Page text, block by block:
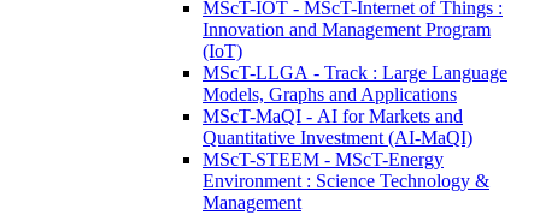
MScT-IOT - MScT-Internet of Things :
Innovation and Management Program
(IoT)
MScT-LLGA - Track : Large Language
Models, Graphs and Applications
MScT-MaQI - AI for Markets and
Quantitative Investment (AI-MaQI)
MScT-STEEM - MScT-Energy
Environment : Science Technology &
Management